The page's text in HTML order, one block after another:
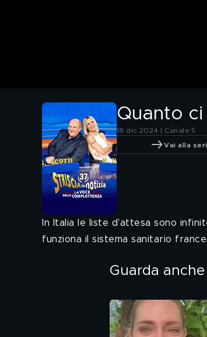
Quanto
18 dic 2024 | Canale 5
Vai alla
In Italia le liste d'attesa sono
funziona il sistema sanitario
Guarda anche